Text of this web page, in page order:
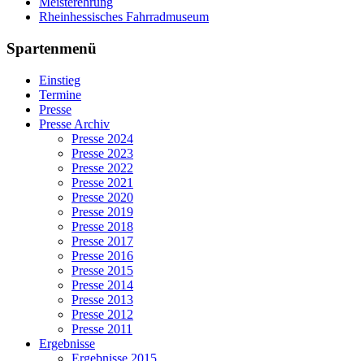
Rheinhessisches Fahrradmuseum
Spartenmenü
Einstieg
Termine
Presse
Presse Archiv
Presse 2024
Presse 2023
Presse 2022
Presse 2021
Presse 2020
Presse 2019
Presse 2018
Presse 2017
Presse 2016
Presse 2015
Presse 2014
Presse 2013
Presse 2012
Presse 2011
Ergebnisse
Ergebnisse 2015